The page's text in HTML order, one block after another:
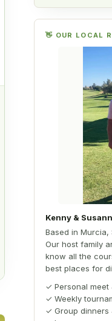
👋 OUR LOCAL
Kenny &
Based in
Our host family
know all the
best places for
✓ Personal
✓ Weekly
✓ Group dinners